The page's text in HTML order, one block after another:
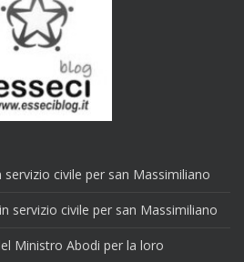
civile per san Massimiliano
servizio civile per san Massimiliano
Ministro Abodi per la loro